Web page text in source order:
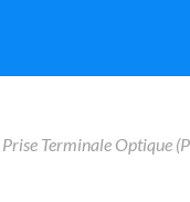
Prise Terminale Optique